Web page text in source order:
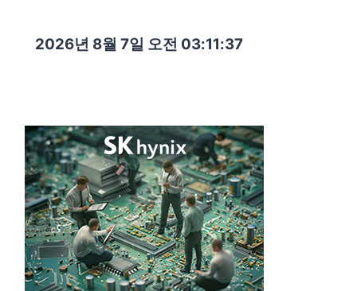
2026년 8월 7일 오전 03:11:38